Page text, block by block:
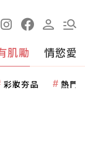
肌勵 情慾愛
彩妝夯品 熱門